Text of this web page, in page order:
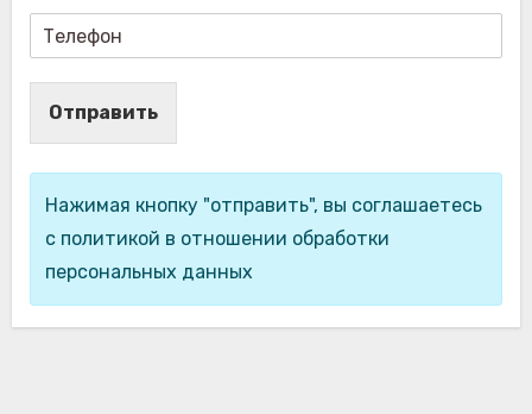
Отправить
Нажимая кнопку "отправить", вы соглашаетесь
с политикой в отношении обработки
персональных данных